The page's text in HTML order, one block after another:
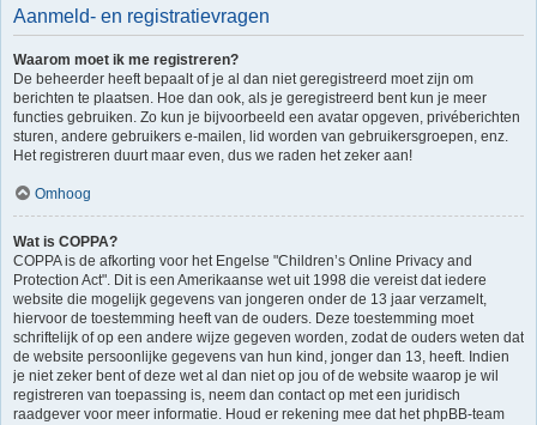
Aanmeld- en registratievragen
Waarom moet ik me registreren?
De beheerder heeft bepaalt of je al dan niet geregistreerd moet zijn om
berichten te plaatsen. Hoe dan ook, als je geregistreerd bent kun je meer
functies gebruiken. Zo kun je bijvoorbeeld een avatar opgeven, privéberichten
sturen, andere gebruikers e-mailen, lid worden van gebruikersgroepen, enz.
Het registreren duurt maar even, dus we raden het zeker aan!
Omhoog
Wat is COPPA?
COPPA is de afkorting voor het Engelse "Children’s Online Privacy and
Protection Act". Dit is een Amerikaanse wet uit 1998 die vereist dat iedere
website die mogelijk gegevens van jongeren onder de 13 jaar verzamelt,
hiervoor de toestemming heeft van de ouders. Deze toestemming moet
schriftelijk of op een andere wijze gegeven worden, zodat de ouders weten dat
de website persoonlijke gegevens van hun kind, jonger dan 13, heeft. Indien
je niet zeker bent of deze wet al dan niet op jou of de website waarop je wil
registreren van toepassing is, neem dan contact op met een juridisch
raadgever voor meer informatie. Houd er rekening mee dat het phpBB-team